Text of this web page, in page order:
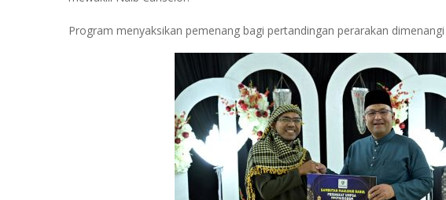
Program menyaksikan pemenang bagi pertandingan perarakan